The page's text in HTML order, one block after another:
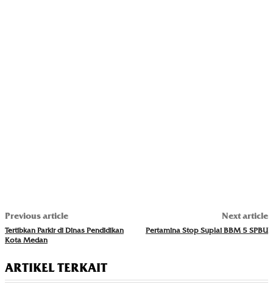
Previous article
Tertibkan Parkir di Dinas Pendidikan
Kota Medan
Next article
Pertamina Stop Suplai BBM 5 SPBU
ARTIKEL TERKAIT